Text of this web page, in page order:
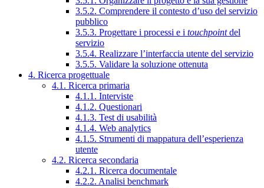
3.5.2. Comprendere il contesto d’uso del servizio
pubblico
3.5.3. Progettare i processi e i touchpointdel
servizio
3.5.4. Realizzare l’interfaccia utente del servizio
3.5.5. Validare la soluzione ottenuta
4. Ricerca progettuale
4.1. Ricerca primaria
4.1.1. Interviste
4.1.2. Questionari
4.1.3. Test di usabilità
4.1.4. Web analytics
4.1.5. Strumenti di mappatura dell’esperienza
utente
4.2. Ricerca secondaria
4.2.1. Ricerca documentale
4.2.2. Analisi benchmark